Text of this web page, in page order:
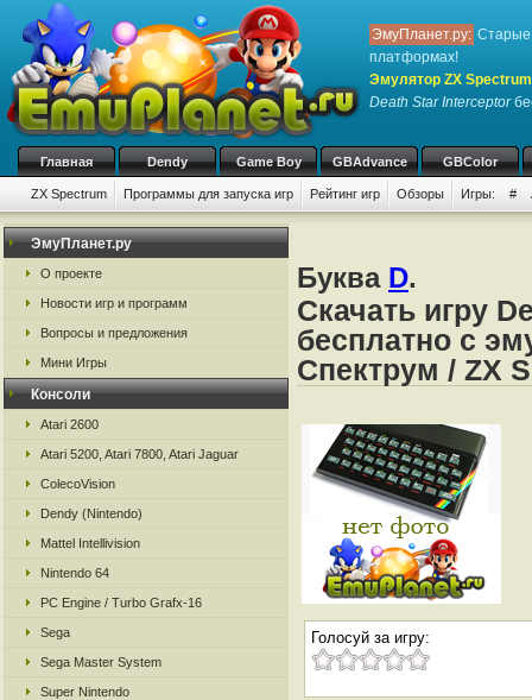
ЭмуПланет.ру: Старые
платформах!
Эмулятор ZX
Death Star Interceptor
Главная Dendy Game Boy GBAdvance GBColor
ZX Spectrum Программы для запуска игр Рейтинг игр Обзоры Игры: #
ЭмуПланет.ру
О проекте
Новости игр и программ
Вопросы и предложения
Мини Игры
Консоли
Atari 2600
Atari 5200, Atari 7800, Atari Jaguar
ColecoVision
Dendy (Nintendo)
Mattel Intellivision
Nintendo 64
PC Engine / Turbo Grafx-16
Sega
Sega Master System
Super Nintendo
Буква D.
Скачать игру
бесплатно с
Спектрум / ZX
Голосуй за игру: